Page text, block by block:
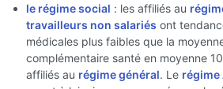
le régime social : les affiliés au
travailleurs non salariés ont
médicales plus faibles que la
complémentaire santé en moyenne
affiliés au régime général. Le régime